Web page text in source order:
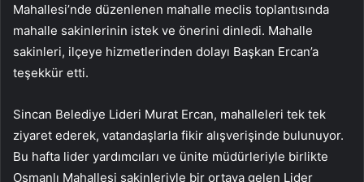
Mahallesi’nde düzenlenen mahalle meclis toplantısında
mahalle sakinlerinin istek ve önerini dinledi. Mahalle
sakinleri, ilçeye hizmetlerinden dolayı Başkan Ercan’a
teşekkür etti.
Sincan Belediye Lideri Murat Ercan, mahalleleri tek tek
ziyaret ederek, vatandaşlarla fikir alışverişinde bulunuyor.
Bu hafta lider yardımcıları ve ünite müdürleriyle birlikte
Osmanlı Mahallesi sakinleriyle bir ortaya gelen Lider